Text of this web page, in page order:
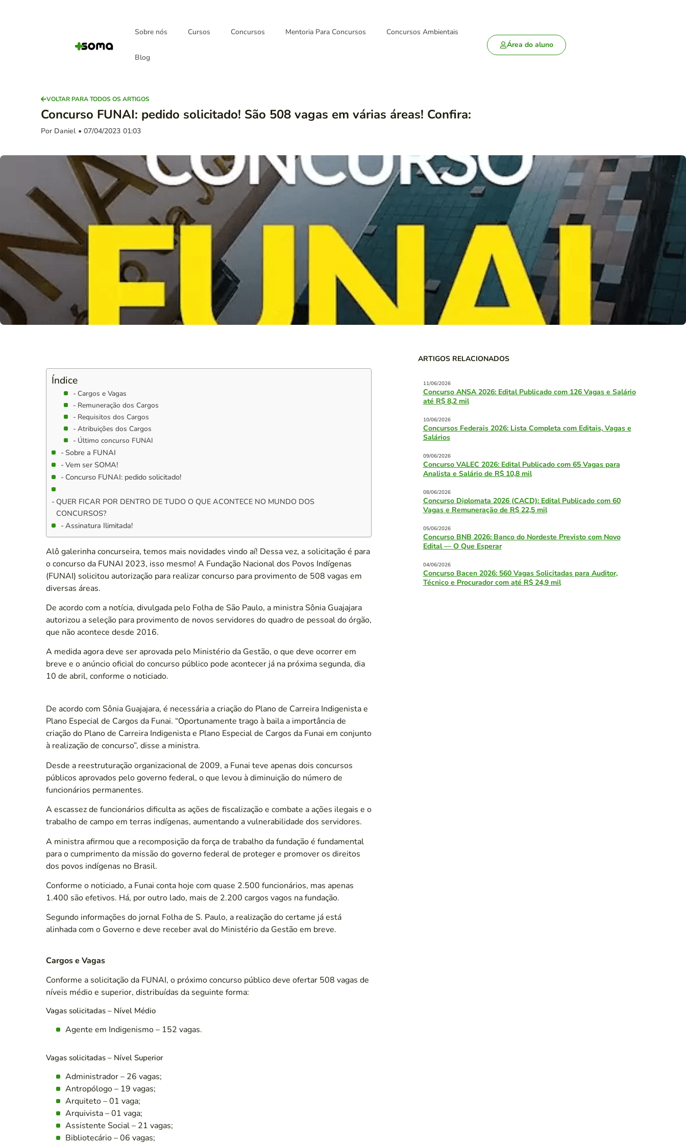
Sobre nós Cursos Concursos Mentoria Para Concursos Concursos Ambientais
Blog
Área do aluno
VOLTAR PARA TODOS OS ARTIGOS
Concurso FUNAI: pedido solicitado! São 508 vagas em várias áreas! Confira:
Por Daniel • 07/04/2023 01:03
Índice
Cargos e Vagas
Remuneração dos Cargos
Requisitos dos Cargos
Atribuições dos Cargos
Último concurso FUNAI
Sobre a FUNAI
Vem ser SOMA!
Concurso FUNAI: pedido solicitado!
QUER FICAR POR DENTRO DE TUDO O QUE ACONTECE NO MUNDO DOS
CONCURSOS?
Assinatura Ilimitada!
Alô galerinha concurseira, temos mais novidades vindo aí! Dessa vez, a solicitação é para
o concurso da FUNAI 2023, isso mesmo! A Fundação Nacional dos Povos Indígenas
(FUNAI) solicitou autorização para realizar concurso para provimento de 508 vagas em
diversas áreas.
De acordo com a notícia, divulgada pelo Folha de São Paulo, a ministra Sônia Guajajara
autorizou a seleção para provimento de novos servidores do quadro de pessoal do órgão,
que não acontece desde 2016.
A medida agora deve ser aprovada pelo Ministério da Gestão, o que deve ocorrer em
breve e o anúncio oficial do concurso público pode acontecer já na próxima segunda, dia
10 de abril, conforme o noticiado.
De acordo com Sônia Guajajara, é necessária a criação do Plano de Carreira Indigenista e
Plano Especial de Cargos da Funai. “Oportunamente trago à baila a importância de
criação do Plano de Carreira Indigenista e Plano Especial de Cargos da Funai em conjunto
à realização de concurso”, disse a ministra.
Desde a reestruturação organizacional de 2009, a Funai teve apenas dois concursos
públicos aprovados pelo governo federal, o que levou à diminuição do número de
funcionários permanentes.
A escassez de funcionários dificulta as ações de fiscalização e combate a ações ilegais e o
trabalho de campo em terras indígenas, aumentando a vulnerabilidade dos servidores.
A ministra afirmou que a recomposição da força de trabalho da fundação é fundamental
para o cumprimento da missão do governo federal de proteger e promover os direitos
dos povos indígenas no Brasil.
Conforme o noticiado, a Funai conta hoje com quase 2.500 funcionários, mas apenas
1.400 são efetivos. Há, por outro lado, mais de 2.200 cargos vagos na fundação.
Segundo informações do jornal Folha de S. Paulo, a realização do certame já está
alinhada com o Governo e deve receber aval do Ministério da Gestão em breve.
Cargos e Vagas
Conforme a solicitação da FUNAI, o próximo concurso público deve ofertar 508 vagas de
níveis médio e superior, distribuídas da seguinte forma:
Vagas solicitadas – Nível Médio
Agente em Indigenismo – 152 vagas.
Vagas solicitadas – Nível Superior
Administrador – 26 vagas;
Antropólogo – 19 vagas;
Arquiteto – 01 vaga;
Arquivista – 01 vaga;
Assistente Social – 21 vagas;
Bibliotecário – 06 vagas;
ARTIGOS RELACIONADOS
11/06/2026
Concurso ANSA 2026: Edital Publicado com 126 Vagas e Salário
até R$ 8,2 mil
10/06/2026
Concursos Federais 2026: Lista Completa com Editais, Vagas e
Salários
09/06/2026
Concurso VALEC 2026: Edital Publicado com 65 Vagas para
Analista e Salário de R$ 10,8 mil
08/06/2026
Concurso Diplomata 2026 (CACD): Edital Publicado com 60
Vagas e Remuneração de R$ 22,5 mil
05/06/2026
Concurso BNB 2026: Banco do Nordeste Previsto com Novo
Edital — O Que Esperar
04/06/2026
Concurso Bacen 2026: 560 Vagas Solicitadas para Auditor,
Técnico e Procurador com até R$ 24,9 mil